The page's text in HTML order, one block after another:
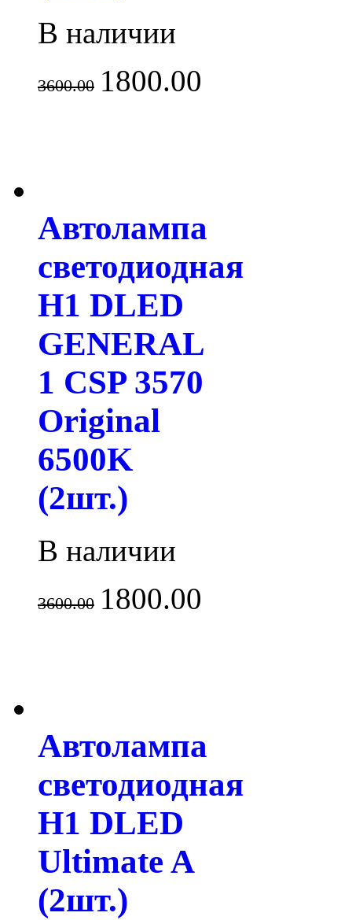
В наличии
3600.00 1800.00
Автолампа
светодиодная
H1 DLED
GENERAL
1 CSP 3570
Original
6500K
(2шт.)
В наличии
3600.00 1800.00
Автолампа
светодиодная
H1 DLED
Ultimate A
(2шт.)